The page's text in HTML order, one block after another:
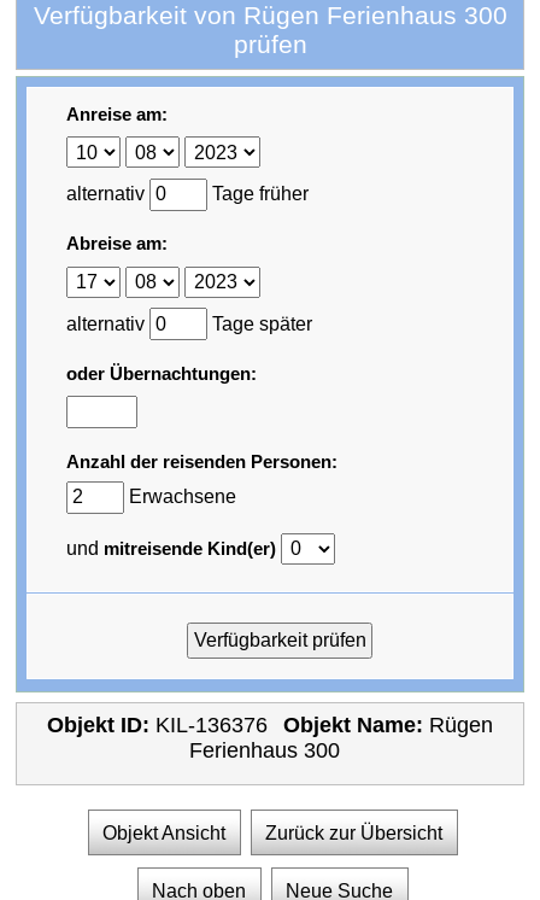
Verfügbarkeit von Rügen Ferienhaus 300
prüfen
Anreise am:
alternativ Tage früher
Abreise am:
alternativ Tage später
oder Übernachtungen:
Anzahl der reisenden Personen:
Erwachsene
und mitreisende Kind(er)
Objekt ID: KIL-136376 Objekt Name: Rügen
Ferienhaus 300
Objekt Ansicht Zurück zur Übersicht
Nach oben Neue Suche